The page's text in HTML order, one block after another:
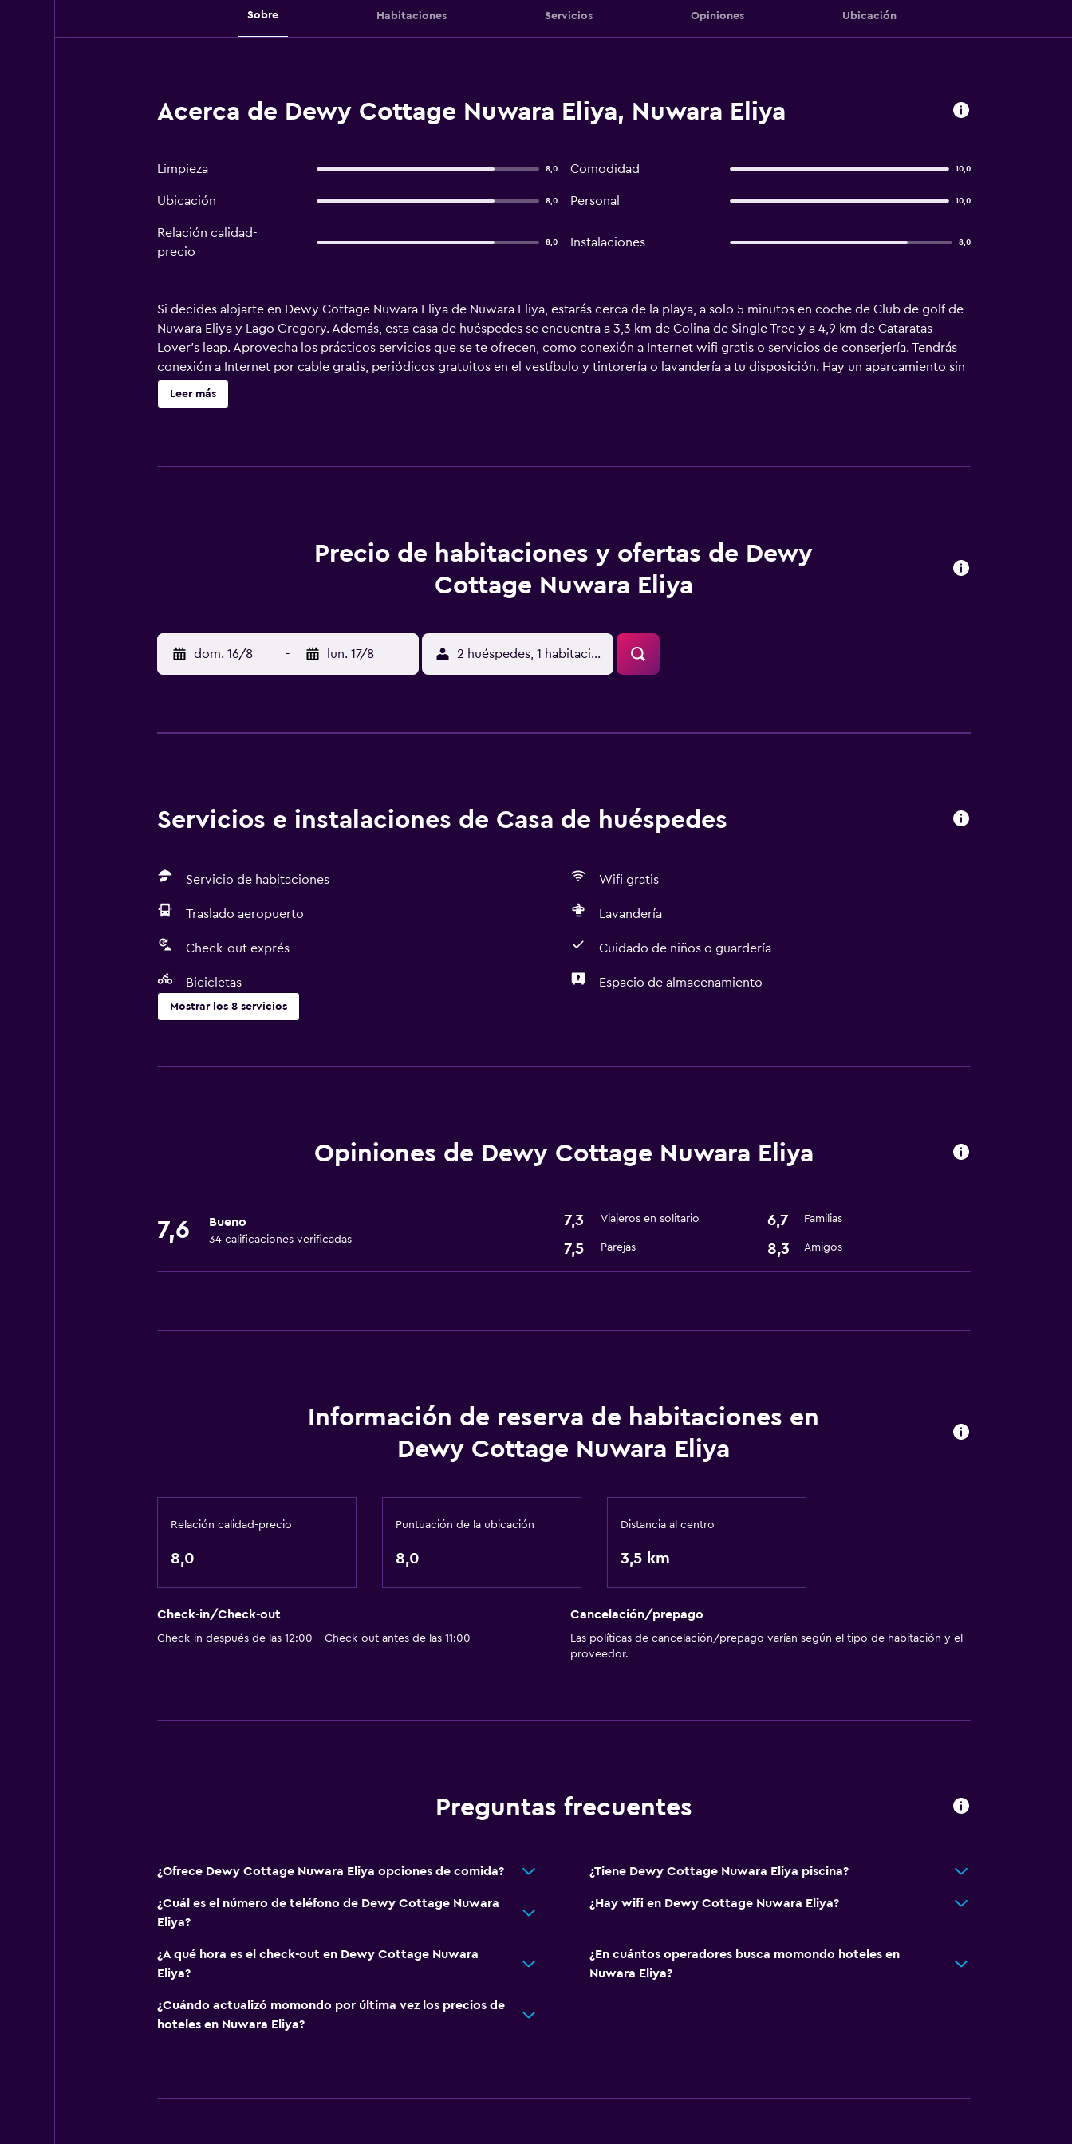
Sobre Habitaciones Servicios Opiniones Ubicación
Acerca de Dewy Cottage Nuwara Eliya, Nuwara Eliya
Limpieza 8,0 Comodidad 10,0
Ubicación 8,0 Personal 10,0
Relación calidad-
precio
8,0 Instalaciones 8,0
Si decides alojarte en Dewy Cottage Nuwara Eliya de Nuwara Eliya, estarás cerca de la playa, a solo 5 minutos en coche de Club de golf de
Nuwara Eliya y Lago Gregory. Además, esta casa de huéspedes se encuentra a 3,3 km de Colina de Single Tree y a 4,9 km de Cataratas
Lover's leap. Aprovecha los prácticos servicios que se te ofrecen, como conexión a Internet wifi gratis o servicios de conserjería. Tendrás
conexión a Internet por cable gratis, periódicos gratuitos en el vestíbulo y tintorería o lavandería a tu disposición. Hay un aparcamiento sin
asistencia gratuito disponible. Tienes un restaurante y una cafetería a tu disposición para comer algo, pero si lo prefieres, puedes llamar al
servicio de habitaciones con horario limitado de esta casa de huéspedes. Qué mejor forma de acabar el día que con una bebida en el bar o
Leer más
Precio de habitaciones y ofertas de Dewy
Cottage Nuwara Eliya
dom. 16/8 - lun. 17/8 2 huéspedes, 1 habitación
Servicios e instalaciones de Casa de huéspedes
Servicio de habitaciones Wifi gratis
Traslado aeropuerto Lavandería
Check-out exprés Cuidado de niños o guardería
Bicicletas Espacio de almacenamiento
Mostrar los 8 servicios
Servicio de habitaciones
Traslado aeropuerto
Bicicletas
Espacio de almacenamiento
Opiniones de Dewy Cottage Nuwara Eliya
7,6 Bueno
34 calificaciones verificadas
7,3 Viajeros en solitario 6,7 Familias
7,5 Parejas 8,3 Amigos
Información de reserva de habitaciones en
Dewy Cottage Nuwara Eliya
Relación calidad-precio
8,0
Puntuación de la ubicación
8,0
Distancia al centro
3,5 km
Check-in/Check-out
Check-in después de las 12:00 - Check-out antes de las 11:00
Cancelación/prepago
Las políticas de cancelación/prepago varían según el tipo de habitación y el
proveedor.
Preguntas frecuentes
¿Ofrece Dewy Cottage Nuwara Eliya opciones de comida? ¿Tiene Dewy Cottage Nuwara Eliya piscina?
¿Cuál es el número de teléfono de Dewy Cottage Nuwara
Eliya?
¿Hay wifi en Dewy Cottage Nuwara Eliya?
¿A qué hora es el check-out en Dewy Cottage Nuwara
Eliya?
¿En cuántos operadores busca momondo hoteles en
Nuwara Eliya?
¿Cuándo actualizó momondo por última vez los precios de
hoteles en Nuwara Eliya?